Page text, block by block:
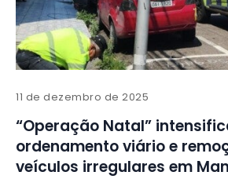
11 de dezembro de 2025
“Operação Natal”
ordenamento viário e
veículos irregulares em